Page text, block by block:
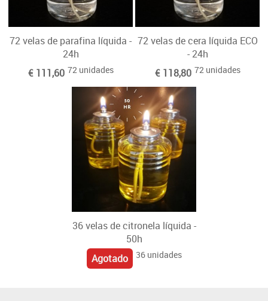
72 velas de parafina líquida -
24h
€ 111,60 72 unidades
72 velas de cera líquida ECO
- 24h
€ 118,80 72 unidades
36 velas de citronela líquida -
50h
Agotado
36 unidades